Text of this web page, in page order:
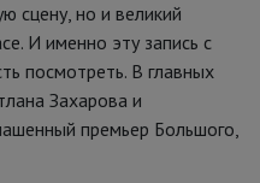
сцену, но и великий
И именно эту запись с
посмотреть. В главных
Захарова и
премьер Большого,